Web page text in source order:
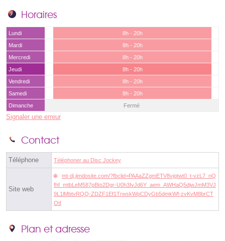
Horaires
Lundi
8h - 20h
Mardi
8h - 20h
Mercredi
8h - 20h
Jeudi
8h - 20h
Vendredi
8h - 20h
Samedi
8h - 20h
Dimanche
Fermé
Signaler une erreur
Contact
Téléphone Téléphoner au Disc Jockey
Site web
mt-dj.jimdosite.com/?fbclid=PAAaZZgmETV8vjgtwt0_t-vzL7_nQ
fhf_mtbLeM587pBto2Dgr-U0h3IvJd6Y_aem_AWHaQ5djwJmM3VJ
9L1lMbtvRQQ-ZDZF1Ef1TrwskWpCDyGb5dmkWf-zvKvM8brCT
OtI
Plan et adresse